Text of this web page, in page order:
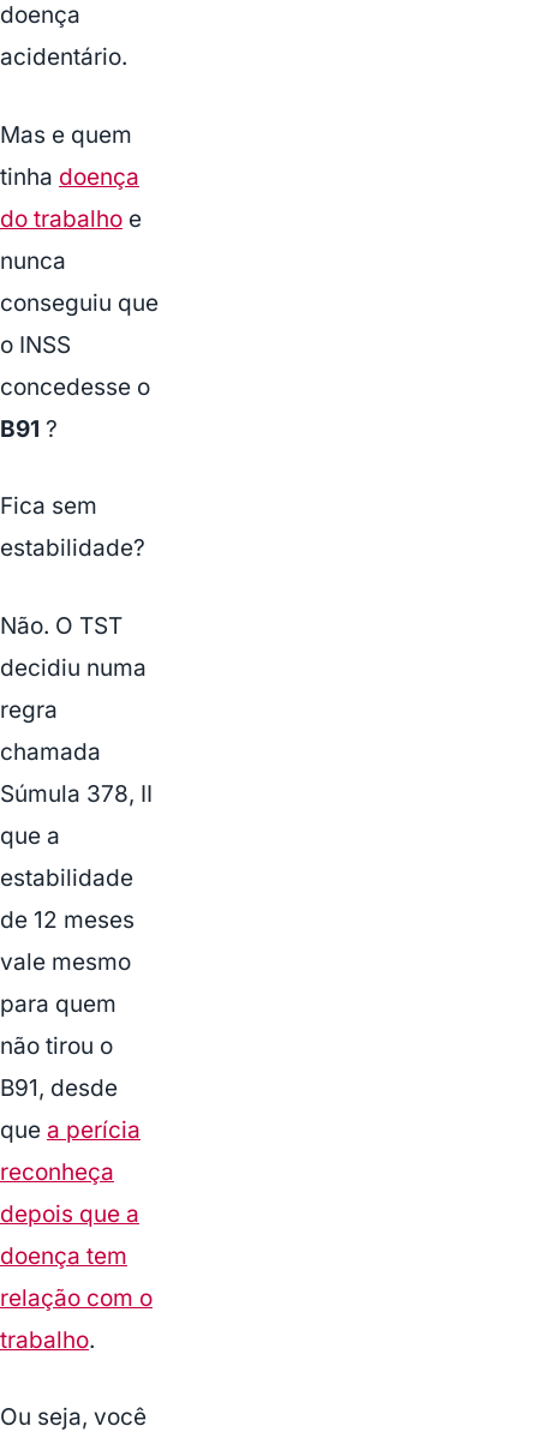
doença
acidentário.
Mas e quem
tinha doença
do trabalho e
nunca
conseguiu que
o INSS
concedesse o
B91 ?
Fica sem
estabilidade?
Não. O TST
decidiu numa
regra
chamada
Súmula 378, II
que a
estabilidade
de 12 meses
vale mesmo
para quem
não tirou o
B91, desde
que a perícia
reconheça
depois que a
doença tem
relação com o
trabalho.
Ou seja, você